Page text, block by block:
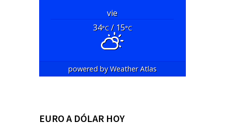
vie
34°C/ 15°C
powered byWeather Atlas
EURO A DÓLAR HOY